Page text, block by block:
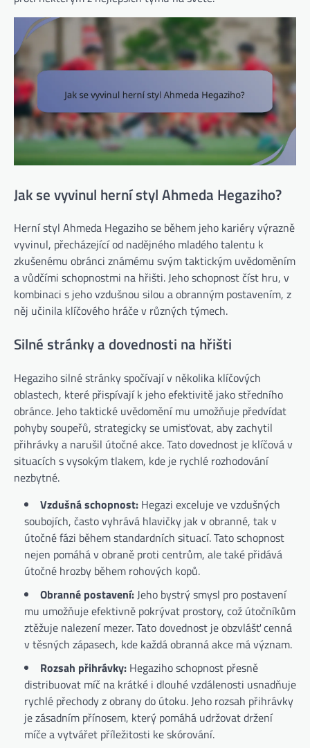
Jak se vyvinul herní styl Ahmeda Hegaziho?
Herní styl Ahmeda Hegaziho se během jeho kariéry výrazně
vyvinul, přecházející od nadějného mladého talentu k
zkušenému obránci známému svým taktickým uvědoměním
a vůdčími schopnostmi na hřišti. Jeho schopnost číst hru, v
kombinaci s jeho vzdušnou silou a obranným postavením, z
něj učinila klíčového hráče v různých týmech.
Silné stránky a dovednosti na hřišti
Hegaziho silné stránky spočívají v několika klíčových
oblastech, které přispívají k jeho efektivitě jako středního
obránce. Jeho taktické uvědomění mu umožňuje předvídat
pohyby soupeřů, strategicky se umisťovat, aby zachytil
přihrávky a narušil útočné akce. Tato dovednost je klíčová v
situacích s vysokým tlakem, kde je rychlé rozhodování
nezbytné.
Vzdušná schopnost: Hegazi exceluje ve vzdušných
soubojích, často vyhrává hlavičky jak v obranné, tak v
útočné fázi během standardních situací. Tato schopnost
nejen pomáhá v obraně proti centrům, ale také přidává
útočné hrozby během rohových kopů.
Obranné postavení:Jeho bystrý smysl pro postavení
mu umožňuje efektivně pokrývat prostory, což útočníkům
ztěžuje nalezení mezer. Tato dovednost je obzvlášť cenná
v těsných zápasech, kde každá obranná akce má význam.
Rozsah přihrávky: Hegaziho schopnost přesně
distribuovat míč na krátké i dlouhé vzdálenosti usnadňuje
rychlé přechody z obrany do útoku. Jeho rozsah přihrávky
je zásadním přínosem, který pomáhá udržovat držení
míče a vytvářet příležitosti ke skórování.